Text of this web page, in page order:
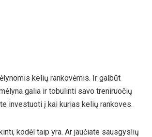
kelių rankovėmis. Ir galbūt
galia ir tobulinti savo treniruočių
investuoti į kai kurias kelių rankoves.
kodėl taip yra. Ar jaučiate sausgyslių